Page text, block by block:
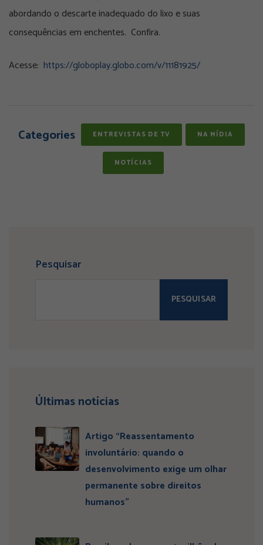
abordando o descarte inadequado do lixo e suas
consequências em enchentes. Confira.
Acesse: https://globoplay.globo.com/v/11181925/
Categories ENTREVISTAS DE TV NA MÍDIA
NOTÍCIAS
Pesquisar
PESQUISAR
Últimas notícias
Artigo “Reassentamento
involuntário: quando o
desenvolvimento exige um olhar
permanente sobre direitos
humanos”